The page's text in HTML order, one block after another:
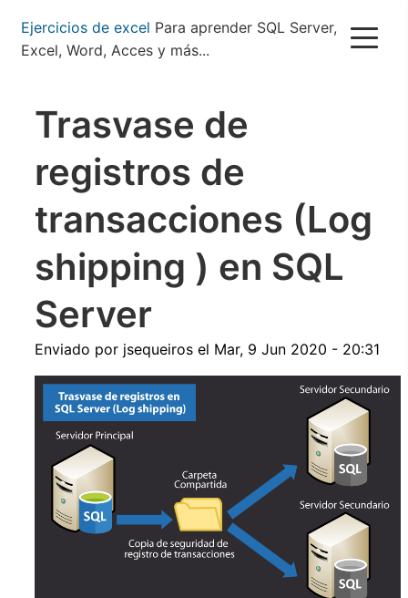
Pasar
contenido
Ejercicios de excel Para aprender SQL Server,
Excel, Word, Acces y más...
Trasvase de
registros de
transacciones (Log
shipping ) en SQL
Server
Enviado por jsequeiros el Mar, 9 Jun 2020 - 20:31